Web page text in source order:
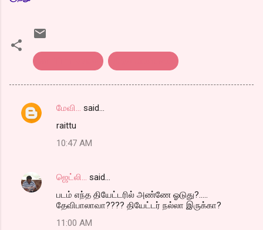
C
e
மேவி...
said…
raittu
10:47 AM
ஜெட்லி...
said…
படம் எந்த தியேட்டரில் அண்ணே ஓடுது?.....
தேவிபாலாவா???? தியேட்டர் நல்லா இருக்கா?
11:00 AM